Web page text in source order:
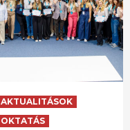
AKTUALITÁSOK
OKTATÁS